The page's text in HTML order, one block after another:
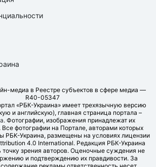
медиа в Реестре субъектов в сфере медиа —
R40-05347
«РБК-Украина» имеет трехязычную версию
и английскую), главная страница портала –
. Фотографии, изображения принадлежат их
Все фотографии на Портале, авторами которых
РБК-Украина, размещены на условиях лицензии
4.0 International. Редакция РБК-Украина
точку зрения авторов. Оценочные суждения не
и подтверждению их правдивости. За